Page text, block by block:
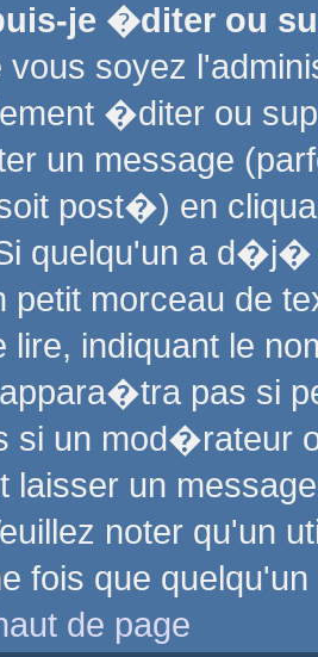
je �diter ou
vous soyez
�diter ou
un message
post�) en
quelqu'un a
petit morceau de
lire, indiquant le
pas si
si un mod�rateur
laisser un
noter qu'un
fois que
de page